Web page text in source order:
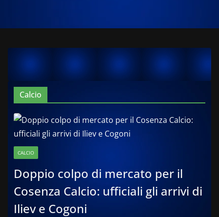
Calcio
CALCIO
Doppio colpo di mercato per il
Cosenza Calcio: ufficiali gli arrivi di
Iliev e Cogoni